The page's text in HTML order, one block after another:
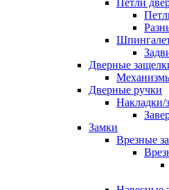
Петли
Дверные
Дверные ручки
Накладки/
Замки
Врезные